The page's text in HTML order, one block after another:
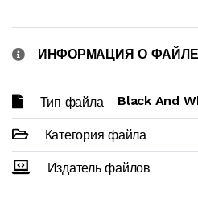
ИНФОРМАЦИЯ О ФАЙЛЕ
Тип файла Black And
Категория файла
Издатель файлов